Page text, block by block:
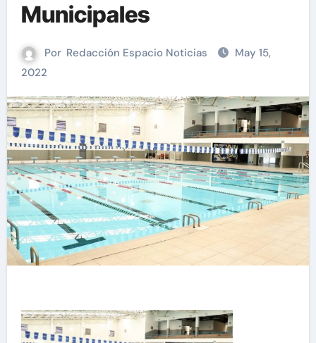
Municipales
Por Redacción Espacio Noticias
May 15,
2022